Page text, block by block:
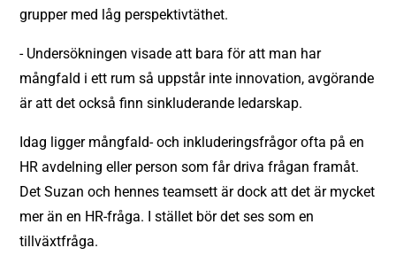
grupper med låg perspektivtäthet.
- Undersökningen visade att bara för att man har
mångfald i ett rum så uppstår inte innovation, avgörande
är att det också finn sinkluderande ledarskap.
Idag ligger mångfald- och inkluderingsfrågor ofta på en
HR avdelning eller person som får driva frågan framåt.
Det Suzan och hennes teamsett är dock att det är mycket
mer än en HR-fråga. I stället bör det ses som en
tillväxtfråga.